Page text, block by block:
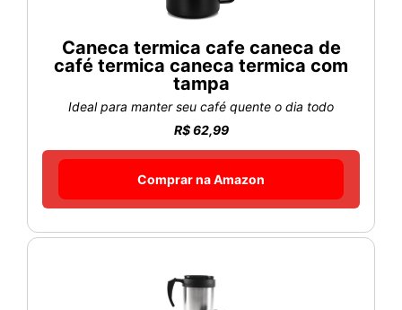
Caneca termica cafe caneca de
café termica caneca termica com
tampa
Ideal para manter seu café quente o dia todo
R$ 62,99
Comprar na Amazon